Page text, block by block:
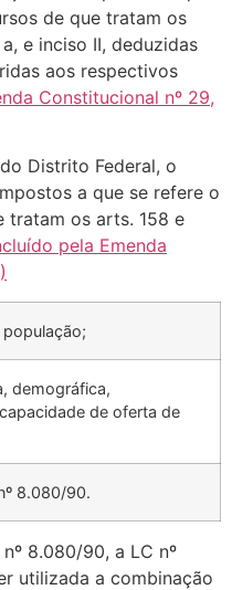
de que tratam os
e inciso II, deduzidas
aos respectivos
Constitucional nº 29,
Distrito Federal, o
a que se refere o
tratam os arts. 158 e
pela Emenda
demográfica,
de oferta de
8.080/90.
8.080/90, a LC nº
utilizada a combinação